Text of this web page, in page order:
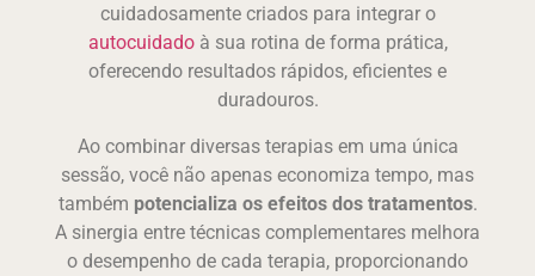
cuidadosamente criados para integrar o
autocuidadoà sua rotina de forma prática,
oferecendo resultados rápidos, eficientes e
duradouros.
Ao combinar diversas terapias em uma única
sessão, você não apenas economiza tempo, mas
também potencializa os efeitos dos tratamentos.
A sinergia entre técnicas complementares melhora
o desempenho de cada terapia, proporcionando